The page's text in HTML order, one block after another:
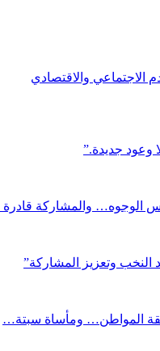
الاجتماعي والاقتصادي
وعود جديدة.”
الوجوه… والمشاركة
النخب وتعزيز المشاركة”
ثقة المواطن… ومأساة سبتة…